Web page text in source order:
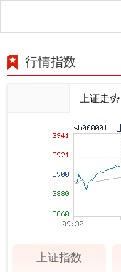
行情指数
上证走势
上证指数